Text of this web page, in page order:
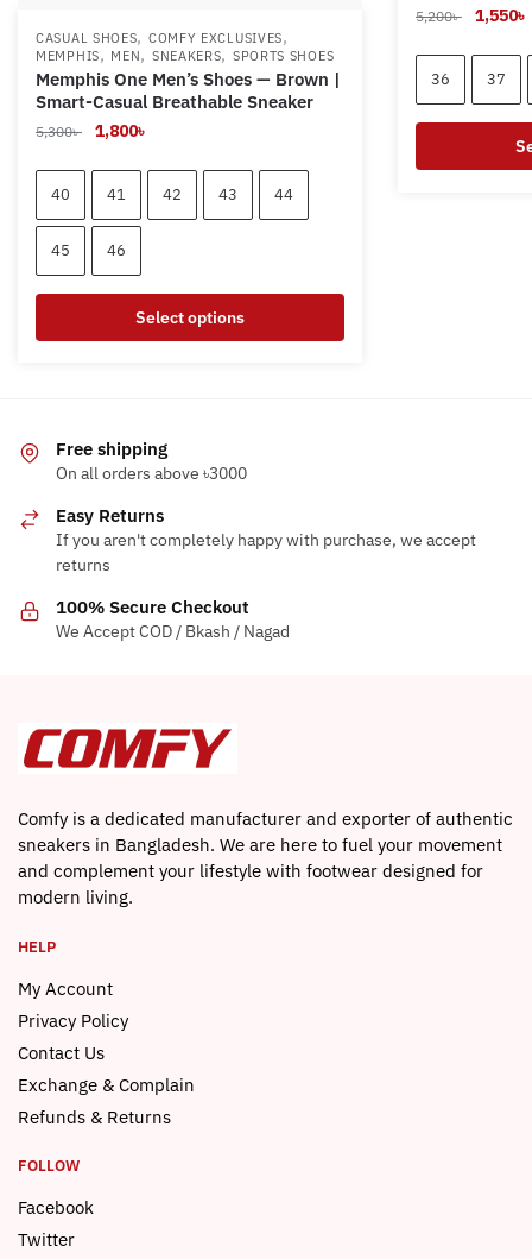
CASUAL SHOES, COMFY EXCLUSIVES,
MEMPHIS, MEN, SNEAKERS, SPORTS SHOES
Memphis One Men’s Shoes — Brown |
Smart-Casual Breathable Sneaker
5,300৳
Original
1,800৳
40 41 42 43 44
45 46
Select options
multiple
variants.
options
may
chosen
page
5,200৳
Original
1,550৳
36 37
Free shipping
On all orders above ৳3000
Easy Returns
If you aren't completely happy with purchase, we accept
returns
100% Secure Checkout
We Accept COD / Bkash / Nagad
Comfy is a dedicated manufacturer and exporter of authentic
sneakers in Bangladesh. We are here to fuel your movement
and complement your lifestyle with footwear designed for
modern living.
HELP
My Account
Privacy Policy
Contact Us
Exchange & Complain
Refunds & Returns
FOLLOW
Facebook
Twitter